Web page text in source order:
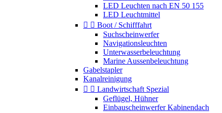
LED Leuchten nach EN 50 155
LED Leuchtmittel
  Boot / Schifffahrt
Suchscheinwerfer
Navigationsleuchten
Unterwasserbeleuchtung
Marine Aussenbeleuchtung
Gabelstapler
Kanalreinigung
  Landwirtschaft Spezial
Geflügel, Hühner
Einbauscheinwerfer Kabinendach